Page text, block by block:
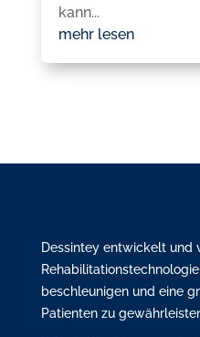
kann...
mehr lesen
Dessintey entwickelt und
beschleunigen und eine
Patienten zu